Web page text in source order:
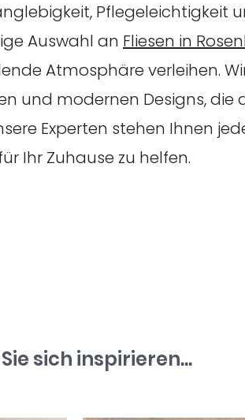
Pflegeleichtigkeit
Auswahl an Fliesen in
Atmosphäre verleihen.
und modernen Designs, die
Experten stehen Ihnen
Ihr Zuhause zu helfen.
sich inspirieren...